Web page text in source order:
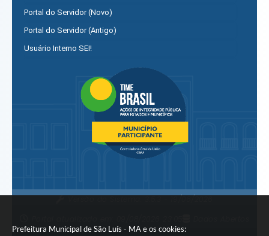
Prefeitura Municipal de São Luís - MA e os cookies:
Portal do Servidor (Novo)
Portal do Servidor (Antigo)
Usuário Interno SEI!
Portal do Segurado
Manual de Gestão Patrimonial
Ver mais serviços para o Servidor